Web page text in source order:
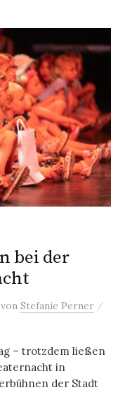
bei der
von Stefanie Perner /
– trotzdem ließen
in
der Stadt